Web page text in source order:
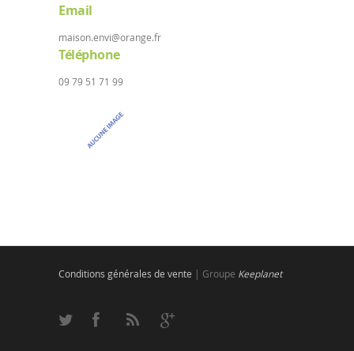
Email
maison.envi@orange.fr
Téléphone
09 79 51 71 99
Conditions générales de vente | Groupe Keeplanet